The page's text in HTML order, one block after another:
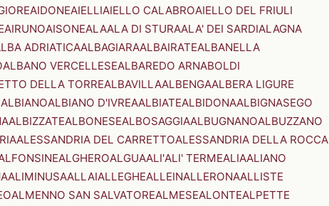
AIDONEAIELLIAIELLO CALABROAIELLO DEL FRIULI
AIRUNOAISONEALAALA DI STURAALA' DEI SARDIALAGNA
ADRIATICAALBAGIARAALBAIRATEALBANELLA
ALBANO VERCELLESEALBAREDO ARNABOLDI
DELLA TORREALBAVILLAALBENGAALBERA LIGURE
ALBIANOALBIANO D'IVREAALBIATEALBIDONAALBIGNASEGO
ALBIZZATEALBONESEALBOSAGGIAALBUGNANOALBUZZANO
ALESSANDRIA DEL CARRETTOALESSANDRIA DELLA ROCCA
ALGHEROALGUAALI'ALI' TERMEALIAALIANO
ALIMINUSAALLAIALLEGHEALLEINALLERONAALLISTE
ALMENNO SAN SALVATOREALMESEALONTEALPETTE